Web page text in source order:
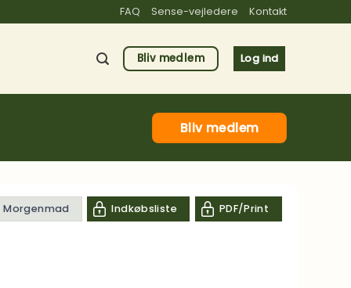
FAQ Sense-vejledere Kontakt
Bliv medlem Log ind
Bliv medlem
Morgenmad Indkøbsliste PDF/Print